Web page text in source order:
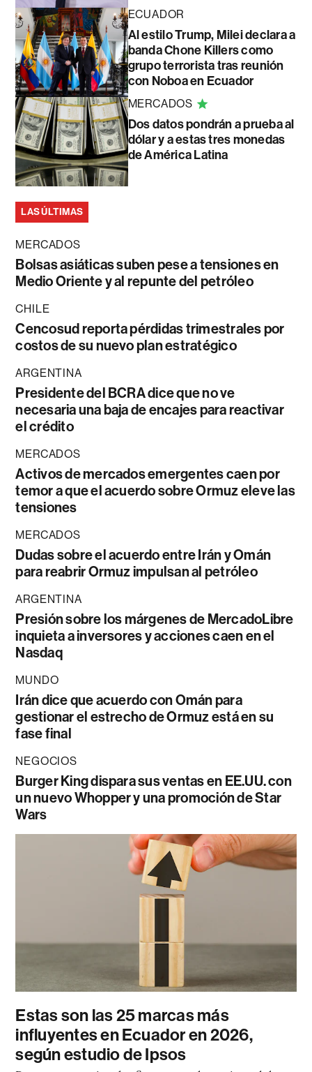
ECUADOR
Al estilo Trump, Milei declara a
banda Chone Killers como
grupo terrorista tras reunión
con Noboa en Ecuador
MERCADOS
Dos datos pondrán a prueba al
dólar y a estas tres monedas
de América Latina
LAS ÚLTIMAS
MERCADOS
Bolsas asiáticas suben pese a tensiones en
Medio Oriente y al repunte del petróleo
CHILE
Cencosud reporta pérdidas trimestrales por
costos de su nuevo plan estratégico
ARGENTINA
Presidente del BCRA dice que no ve
necesaria una baja de encajes para reactivar
el crédito
MERCADOS
Activos de mercados emergentes caen por
temor a que el acuerdo sobre Ormuz eleve las
tensiones
MERCADOS
Dudas sobre el acuerdo entre Irán y Omán
para reabrir Ormuz impulsan al petróleo
ARGENTINA
Presión sobre los márgenes de MercadoLibre
inquieta a inversores y acciones caen en el
Nasdaq
MUNDO
Irán dice que acuerdo con Omán para
gestionar el estrecho de Ormuz está en su
fase final
NEGOCIOS
Burger King dispara sus ventas en EE.UU. con
un nuevo Whopper y una promoción de Star
Wars
Estas son las 25 marcas más
influyentes en Ecuador en 2026,
según estudio de Ipsos